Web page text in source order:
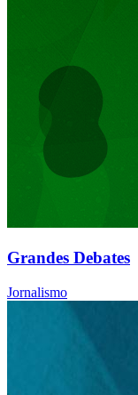
Grandes Debates
Jornalismo